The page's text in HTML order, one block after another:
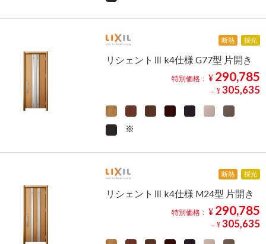
断熱 採光
リシェントⅢ k4仕様 G77型 片開き
特別価格： ¥ 290,785
～ ¥ 305,635
断熱 採光
リシェントⅢ k4仕様 M24型 片開き
特別価格： ¥ 290,785
～ ¥ 305,635